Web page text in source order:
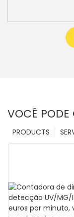
VOCÊ PODE
PRODUCTS